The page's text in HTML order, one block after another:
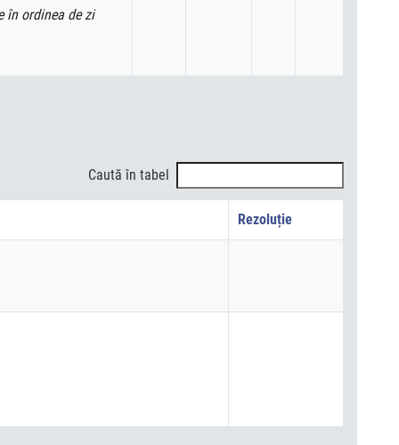
în ordinea de zi
Caută în tabel
Rezoluție